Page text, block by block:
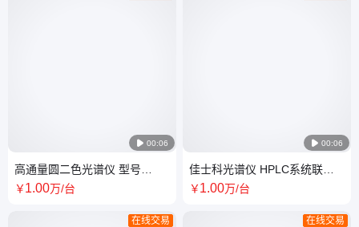
 00:06
高通量圆二色光谱仪 型号
HTCD 低杂散光 扫描方式多样
￥1.00万/台
在线交易
 00:06
佳士科光谱仪 HPLC系统联用
仪LC-CD系列 低信噪比 系统稳
￥1.00万/台
在线交易